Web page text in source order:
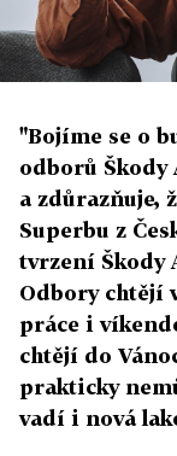
"Bojíme se o
odborů Škody
a zdůrazňuje,
Superbu z
tvrzení Škody
Odbory chtějí
práce i
chtějí do
prakticky
vadí i nová